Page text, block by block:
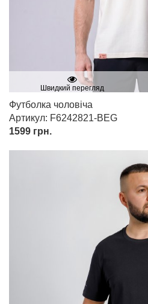
Швидкий перегляд
Футболка чоловіча
Артикул: F6242821-BEG
1599 грн.